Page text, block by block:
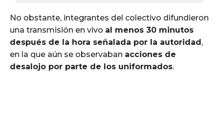
No obstante, integrantes del colectivo difundieron
una transmisión en vivo al menos 30 minutos
después de la hora señalada por la autoridad,
en la que aún se observaban acciones de
desalojo por parte de los uniformados.